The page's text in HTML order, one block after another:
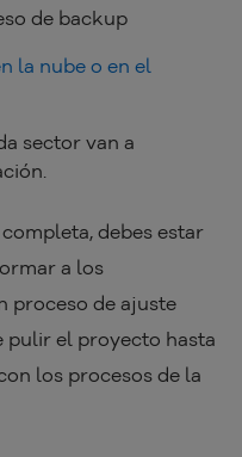
de backup
la nube o en el
sector van a
debes estar
a los
proceso de ajuste
pulir el proyecto hasta
los procesos de la